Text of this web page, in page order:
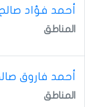
أحمد فؤاد صالح
المناطق
أحمد فاروق
المناطق